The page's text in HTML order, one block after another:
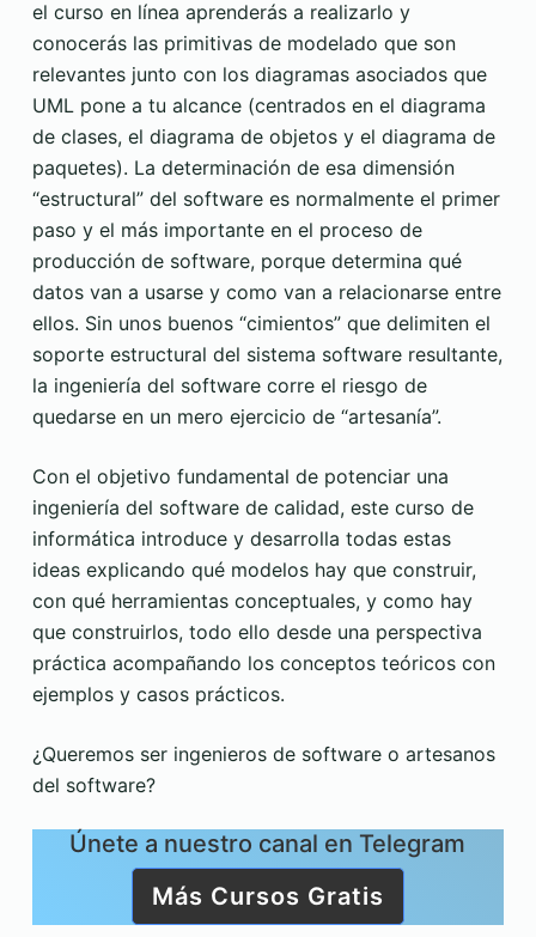
el curso en línea aprenderás a realizarlo y
conocerás las primitivas de modelado que son
relevantes junto con los diagramas asociados que
UML pone a tu alcance (centrados en el diagrama
de clases, el diagrama de objetos y el diagrama de
paquetes). La determinación de esa dimensión
“estructural” del software es normalmente el primer
paso y el más importante en el proceso de
producción de software, porque determina qué
datos van a usarse y como van a relacionarse entre
ellos. Sin unos buenos “cimientos” que delimiten el
soporte estructural del sistema software resultante,
la ingeniería del software corre el riesgo de
quedarse en un mero ejercicio de “artesanía”.
Con el objetivo fundamental de potenciar una
ingeniería del software de calidad, este curso de
informática introduce y desarrolla todas estas
ideas explicando qué modelos hay que construir,
con qué herramientas conceptuales, y como hay
que construirlos, todo ello desde una perspectiva
práctica acompañando los conceptos teóricos con
ejemplos y casos prácticos.
¿Queremos ser ingenieros de software o artesanos
del software?
Únete a nuestro canal en Telegram
Más Cursos Gratis